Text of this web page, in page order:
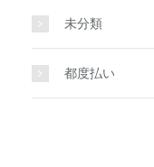
未分類
都度払い